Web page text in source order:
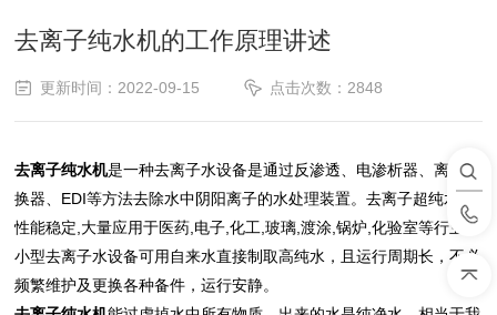
去离子纯水机的工作原理讲述
更新时间：2022-09-15 点击次数：2848
去离子纯水机是一种去离子水设备是通过反渗透、电渗析器、离子交
换器、EDI等方法去除水中阴阳离子的水处理装置。去离子超纯水机
性能稳定,大量应用于医药,电子,化工,玻璃,渡涂,锅炉,化验室等行业。
小型去离子水设备可用自来水直接制取高纯水，且运行周期长，不必
频繁维护及更换各种备件，运行安静。